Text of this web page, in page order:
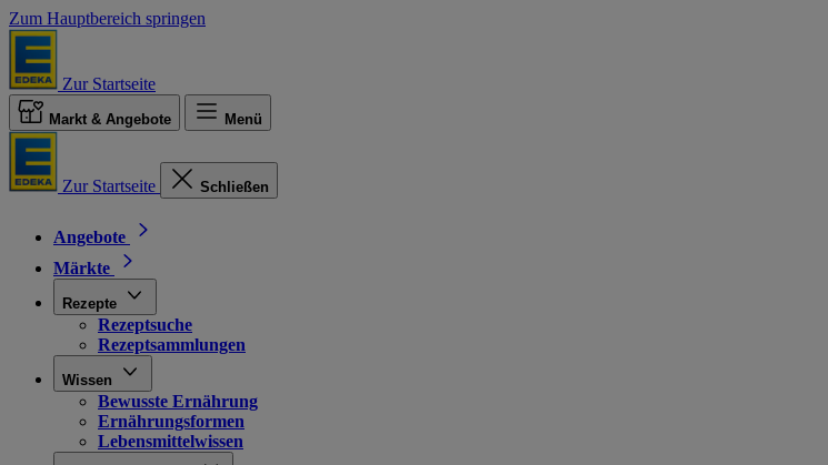
Zum Hauptbereich springen
Zur Startseite
Markt & Angebote Menü
Zur Startseite Schließen
Angebote
Märkte
Rezepte
Rezeptsuche
Rezeptsammlungen
Wissen
Bewusste Ernährung
Ernährungsformen
Lebensmittelwissen